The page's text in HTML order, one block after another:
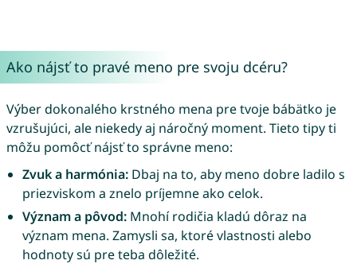
Ako nájsť to pravé meno pre svoju dcéru?
Výber dokonalého krstného mena pre tvoje bábätko je
vzrušujúci, ale niekedy aj náročný moment. Tieto tipy ti
môžu pomôcť nájsť to správne meno:
Zvuk a harmónia:Dbaj na to, aby meno dobre ladilo s
priezviskom a znelo príjemne ako celok.
Význam a pôvod:Mnohí rodičia kladú dôraz na
význam mena. Zamysli sa, ktoré vlastnosti alebo
hodnoty sú pre teba dôležité.